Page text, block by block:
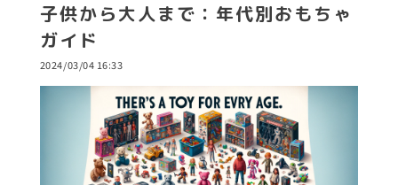
子供から大人まで：年代別おもちゃ
ガイド
2024/03/04 16:33